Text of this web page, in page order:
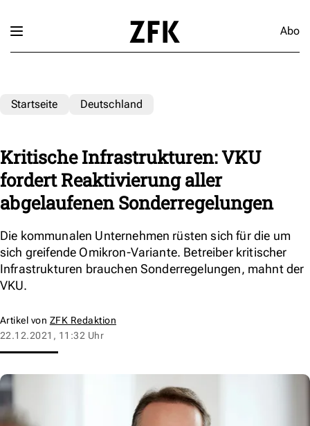
Abo
Startseite Deutschland
Kritische Infrastrukturen: VKU
fordert Reaktivierung aller
abgelaufenen Sonderregelungen
Die kommunalen Unternehmen rüsten sich für die um
sich greifende Omikron-Variante. Betreiber kritischer
Infrastrukturen brauchen Sonderregelungen, mahnt der
VKU.
Artikel von ZFK Redaktion
22.12.2021, 11:32 Uhr